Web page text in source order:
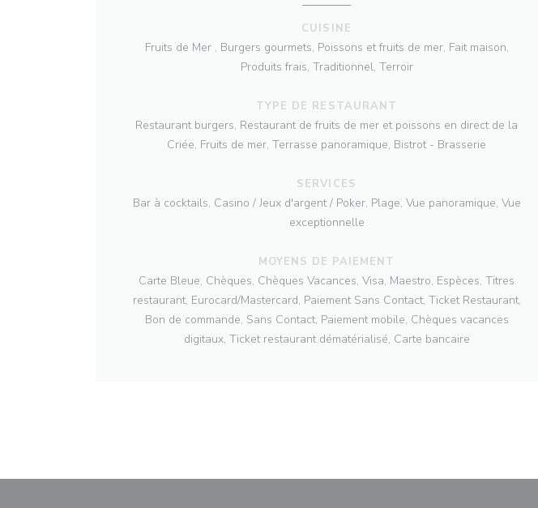
CUISINE
Fruits de Mer , Burgers gourmets, Poissons et fruits de mer, Fait maison,
Produits frais, Traditionnel, Terroir
TYPE DE RESTAURANT
Restaurant burgers, Restaurant de fruits de mer et poissons en direct de la
Criée, Fruits de mer, Terrasse panoramique, Bistrot - Brasserie
SERVICES
Bar à cocktails, Casino / Jeux d'argent / Poker, Plage, Vue panoramique, Vue
exceptionnelle
MOYENS DE PAIEMENT
Carte Bleue, Chèques, Chèques Vacances, Visa, Maestro, Espèces, Titres
restaurant, Eurocard/Mastercard, Paiement Sans Contact, Ticket Restaurant,
Bon de commande, Sans Contact, Paiement mobile, Chèques vacances
digitaux, Ticket restaurant dématérialisé, Carte bancaire